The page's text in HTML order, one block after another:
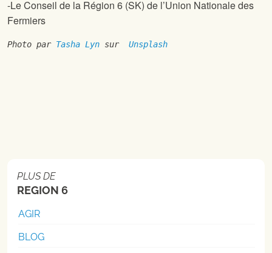
-Le Conseil de la Région 6 (SK) de l’Union Nationale des
Fermiers
Photo par Tasha Lyn sur Unsplash
PLUS DE
REGION 6
AGIR
BLOG